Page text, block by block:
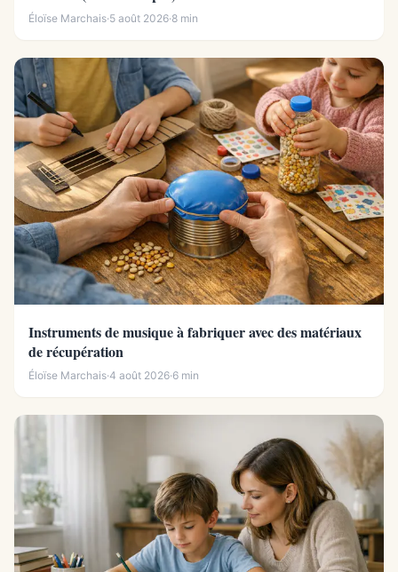
Éloïse Marchais·5 août 2026·8 min
Instruments de musique à fabriquer avec des matériaux
de récupération
Éloïse Marchais·4 août 2026·6 min